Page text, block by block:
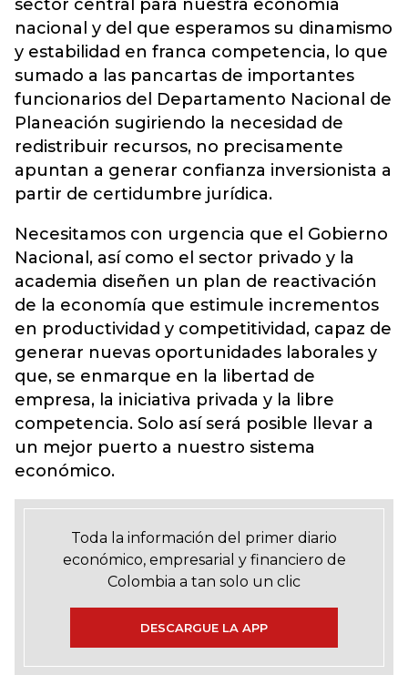
sector central para nuestra economía
nacional y del que esperamos su dinamismo
y estabilidad en franca competencia, lo que
sumado a las pancartas de importantes
funcionarios del Departamento Nacional de
Planeación sugiriendo la necesidad de
redistribuir recursos, no precisamente
apuntan a generar confianza inversionista a
partir de certidumbre jurídica.
Necesitamos con urgencia que el Gobierno
Nacional, así como el sector privado y la
academia diseñen un plan de reactivación
de la economía que estimule incrementos
en productividad y competitividad, capaz de
generar nuevas oportunidades laborales y
que, se enmarque en la libertad de
empresa, la iniciativa privada y la libre
competencia. Solo así será posible llevar a
un mejor puerto a nuestro sistema
económico.
Toda la información del primer diario
económico, empresarial y financiero de
Colombia a tan solo un clic
DESCARGUE LA APP